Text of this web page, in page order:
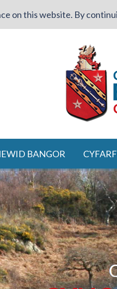
on this website. By
BANGOR